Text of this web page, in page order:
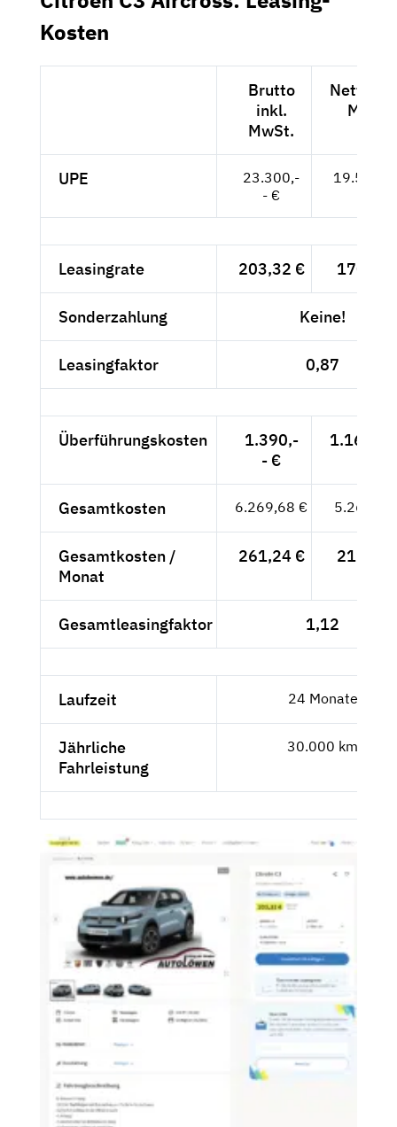
Kosten
Brutto
inkl.
MwSt.
Netto
MwSt.
UPE
23.300,-
- €
Leasingrate 203,32 € 170,86
Sonderzahlung Keine!
Leasingfaktor 0,87
Überführungskosten
1.390,-
- €
Gesamtkosten 6.269,68 € 5.268,64
Gesamtkosten /
Monat
261,24 € 219,53
Gesamtleasingfaktor 1,12
Laufzeit 24 Monate
Jährliche
Fahrleistung
30.000 km